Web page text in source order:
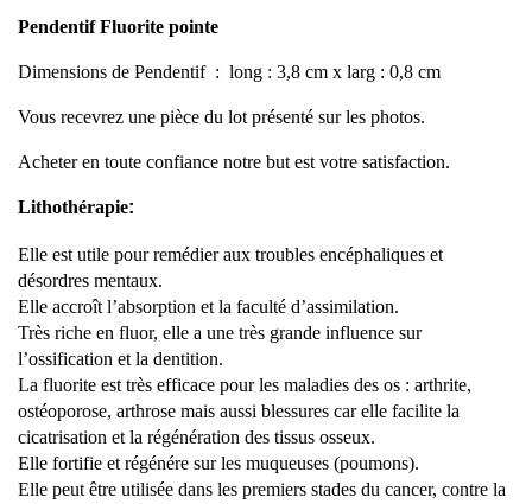
Pendentif Fluorite pointe
Dimensions de Pendentif : long : 3,8 cm x larg : 0,8 cm
Vous recevrez une pièce du lot présenté sur les photos.
Acheter en toute confiance notre but est votre satisfaction.
Lithothérapie:
Elle est utile pour remédier aux troubles encéphaliques et
désordres mentaux.
Elle accroît l’absorption et la faculté d’assimilation.
Très riche en fluor, elle a une très grande influence sur
l’ossification et la dentition.
La fluorite est très efficace pour les maladies des os : arthrite,
ostéoporose, arthrose mais aussi blessures car elle facilite la
cicatrisation et la régénération des tissus osseux.
Elle fortifie et régénére sur les muqueuses (poumons).
Elle peut être utilisée dans les premiers stades du cancer, contre la